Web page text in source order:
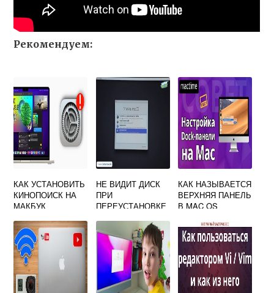
Рекомендуем:
КАК УСТАНОВИТЬ
КИНОПОИСК НА
МАКБУК
НЕ ВИДИТ ДИСК
ПРИ
ПЕРЕУСТАНОВКЕ
КАК НАЗЫВАЕТСЯ
ВЕРХНЯЯ ПАНЕЛЬ
В MAC OS